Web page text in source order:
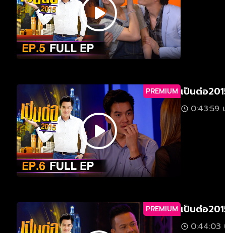
PREMIUM เป็นต่อ
0:43:59
PREMIUM เป็นต่อ
0:44:03